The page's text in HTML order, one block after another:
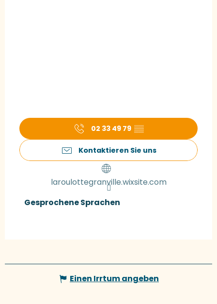
02 33 49 79 ▒▒
Kontaktieren Sie uns
laroulottegranville.wixsite.com
Gesprochene Sprachen
Gesprochene Sprachen
Einen Irrtum angeben